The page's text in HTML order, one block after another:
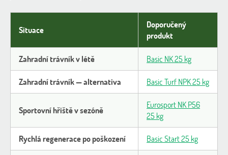
Situace
Doporučený
produkt
Zahradní trávník v létě Basic NK 25 kg
Zahradní trávník — alternativa Basic Turf NPK 25 kg
Sportovní hřiště v sezóně
Eurosport NK P56
25 kg
Rychlá regenerace po poškození Basic Start 25 kg